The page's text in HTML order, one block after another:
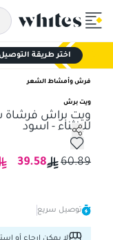
اختر طريقة التوصيل
فرش وأمشاط الشعر
ويت برش
ويت براش فرشاة
للإنثناء - اسود
ويت براش فرشاة
60.89
39.58
توصيل سريع